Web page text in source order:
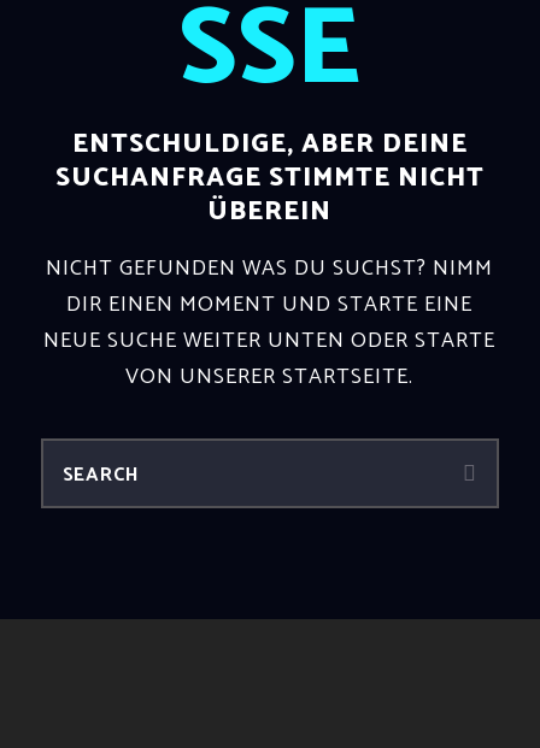
SSE
ENTSCHULDIGE, ABER DEINE
SUCHANFRAGE STIMMTE NICHT
ÜBEREIN
NICHT GEFUNDEN WAS DU SUCHST? NIMM
DIR EINEN MOMENT UND STARTE EINE
NEUE SUCHE WEITER UNTEN ODER STARTE
VON UNSERER STARTSEITE.